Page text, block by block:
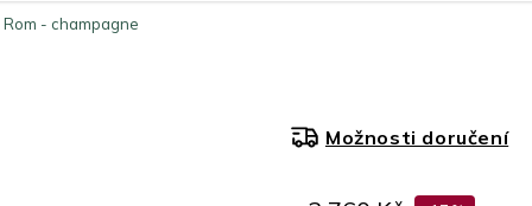
- champagne
Možnosti doručení